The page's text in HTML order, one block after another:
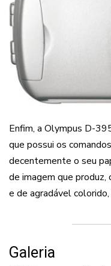
Enfim, a Olympus D-
que possui os
decentemente o seu
de imagem que
e de agradável
Galeria